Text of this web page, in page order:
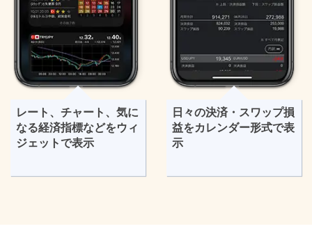
レート、チャート、気に
なる経済指標などをウィ
ジェットで表示
日々の決済・スワップ損
益をカレンダー形式で表
示